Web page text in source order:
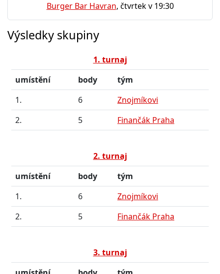
Burger Bar Havran, čtvrtek v 19:30
Výsledky skupiny
1. turnaj
umístění
body
tým
1.
6
Znojmíkovi
2.
5 Finančák Praha
2. turnaj
umístění
body
tým
1.
6
Znojmíkovi
2.
5 Finančák Praha
3. turnaj